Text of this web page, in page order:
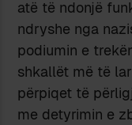
atë të ndonjë
ndryshe nga
podiumin e
shkallët më të
përpiqet të
me detyrimin e